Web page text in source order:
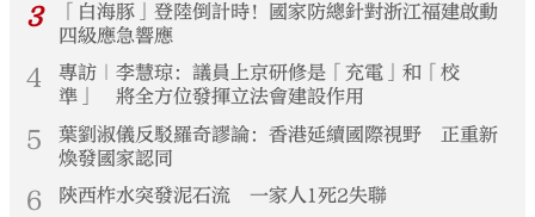
3
「白海豚」登陸倒計時！國家防總針對浙江福建啟動
四級應急響應
4
專訪｜李慧琼：議員上京研修是「充電」和「校
準」 將全方位發揮立法會建設作用
5
葉劉淑儀反駁羅奇謬論：香港延續國際視野 正重新
煥發國家認同
6 陝西柞水突發泥石流 一家人1死2失聯